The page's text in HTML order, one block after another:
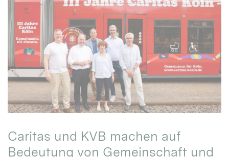
Caritas und KVB machen auf
Bedeutung von Gemeinschaft und